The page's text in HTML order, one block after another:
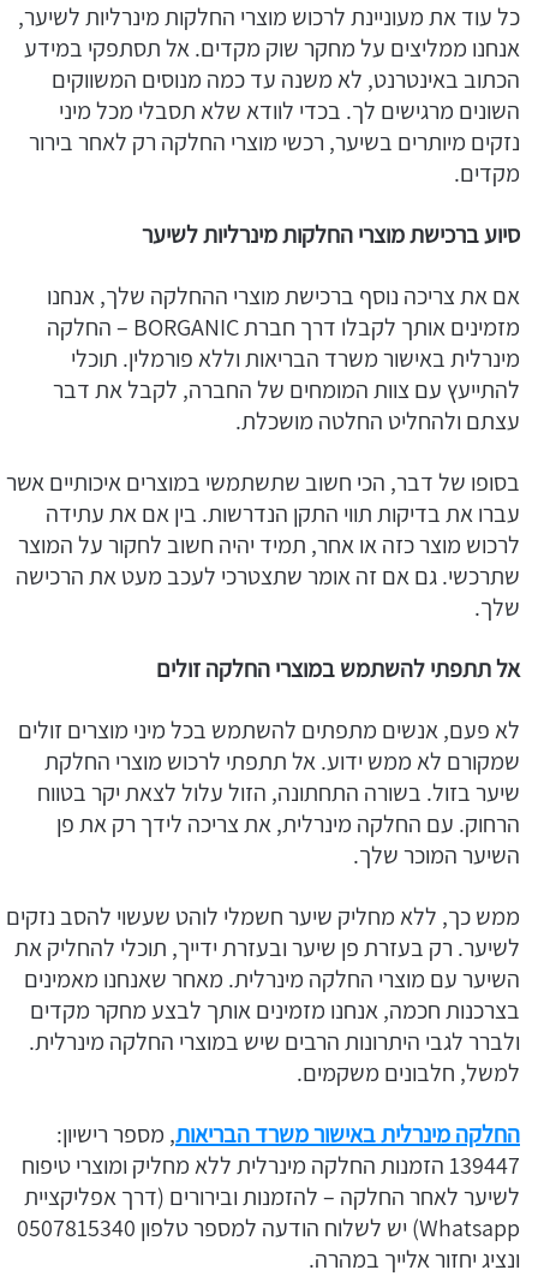
כל עוד את מעוניינת לרכוש מוצרי החלקות מינרליות לשיער,
אנחנו ממליצים על מחקר שוק מקדים. אל תסתפקי במידע
הכתוב באינטרנט, לא משנה עד כמה מנוסים המשווקים
השונים מרגישים לך. בכדי לוודא שלא תסבלי מכל מיני
נזקים מיותרים בשיער, רכשי מוצרי החלקה רק לאחר בירור
מקדים.
סיוע ברכישת מוצרי החלקות מינרליות לשיער
אם את צריכה נוסף ברכישת מוצרי ההחלקה שלך, אנחנו
מזמינים אותך לקבלו דרך חברת BORGANIC – החלקה
מינרלית באישור משרד הבריאות וללא פורמלין. תוכלי
להתייעץ עם צוות המומחים של החברה, לקבל את דבר
עצתם ולהחליט החלטה מושכלת.
בסופו של דבר, הכי חשוב שתשתמשי במוצרים איכותיים אשר
עברו את בדיקות תווי התקן הנדרשות. בין אם את עתידה
לרכוש מוצר כזה או אחר, תמיד יהיה חשוב לחקור על המוצר
שתרכשי. גם אם זה אומר שתצטרכי לעכב מעט את הרכישה
שלך.
אל תתפתי להשתמש במוצרי החלקה זולים
לא פעם, אנשים מתפתים להשתמש בכל מיני מוצרים זולים
שמקורם לא ממש ידוע. אל תתפתי לרכוש מוצרי החלקת
שיער בזול. בשורה התחתונה, הזול עלול לצאת יקר בטווח
הרחוק. עם החלקה מינרלית, את צריכה לידך רק את פן
השיער המוכר שלך.
ממש כך, ללא מחליק שיער חשמלי לוהט שעשוי להסב נזקים
לשיער. רק בעזרת פן שיער ובעזרת ידייך, תוכלי להחליק את
השיער עם מוצרי החלקה מינרלית. מאחר שאנחנו מאמינים
בצרכנות חכמה, אנחנו מזמינים אותך לבצע מחקר מקדים
ולברר לגבי היתרונות הרבים שיש במוצרי החלקה מינרלית.
למשל, חלבונים משקמים.
החלקה מינרלית באישור משרד הבריאות, מספר רישיון:
139447 הזמנות החלקה מינרלית ללא מחליק ומוצרי טיפוח
לשיער לאחר החלקה – להזמנות ובירורים (דרך אפליקציית
Whatsapp) יש לשלוח הודעה למספר טלפון 0507815340
ונציג יחזור אלייך במהרה.